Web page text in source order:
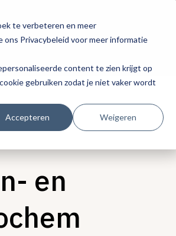
te verbeteren en meer
ons Privacybeleid voor meer informatie
content te zien krijgt op
gebruiken zodat je niet vaker wordt
Accepteren Weigeren
en